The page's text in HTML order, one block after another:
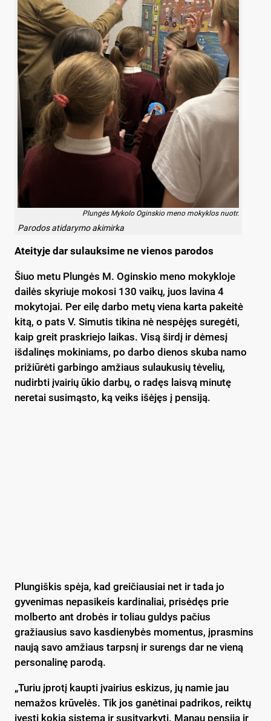
Plungės Mykolo Oginskio meno mokyklos nuotr.
Parodos atidarymo akimirka
Ateityje dar sulauksime ne vienos parodos
Šiuo metu Plungės M. Oginskio meno mokykloje
dailės skyriuje mokosi 130 vaikų, juos lavina 4
mokytojai. Per eilę darbo metų viena karta pakeitė
kitą, o pats V. Simutis tikina nė nespėjęs suregėti,
kaip greit praskriejo laikas. Visą širdį ir dėmesį
išdalinęs mokiniams, po darbo dienos skuba namo
prižiūrėti garbingo amžiaus sulaukusių tėvelių,
nudirbti įvairių ūkio darbų, o radęs laisvą minutę
neretai susimąsto, ką veiks išėjęs į pensiją.
Plungiškis spėja, kad greičiausiai net ir tada jo
gyvenimas nepasikeis kardinaliai, prisėdęs prie
molberto ant drobės ir toliau guldys pačius
gražiausius savo kasdienybės momentus, įprasmins
naują savo amžiaus tarpsnį ir surengs dar ne vieną
personalinę parodą.
„Turiu įprotį kaupti įvairius eskizus, jų namie jau
nemažos krūvelės. Tik jos ganėtinai padrikos, reiktų
įvesti kokią sistemą ir susitvarkyti. Manau pensija ir